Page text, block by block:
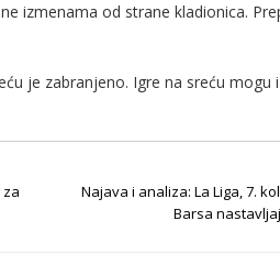
izmenama od strane kladionica.
je zabranjeno. Igre na sreću mogu
Najava i analiza: La Liga, 7.
Barsa